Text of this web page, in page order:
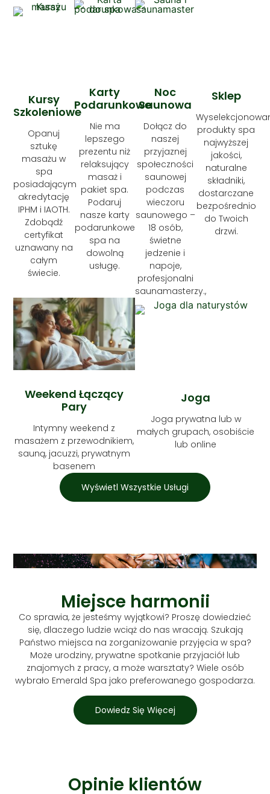
Kursy
Szkoleniowe
Opanuj
sztukę
masażu w
spa
posiadającym
akredytację
IPHM i IAOTH.
Zdobądź
certyfikat
uznawany na
całym
świecie.
Karty
Podarunkowe
Nie ma
lepszego
prezentu niż
relaksujący
masaż i
pakiet spa.
Podaruj
nasze karty
podarunkowe
spa na
dowolną
usługę.
Noc
Saunowa
Dołącz do
naszej
przyjaznej
społeczności
saunowej
podczas
wieczoru
saunowego –
18 osób,
świetne
jedzenie i
napoje,
profesjonalni
saunamasterzy.,
Sklep
produkty spa
najwyższej
jakości,
naturalne
składniki,
dostarczane
bezpośrednio
do Twoich
drzwi.
Weekend Łączący
Pary
Intymny weekend z
masażem z przewodnikiem,
sauną, jacuzzi, prywatnym
basenem
Joga
Joga prywatna lub w
małych grupach, osobiście
lub online
Wyświetl Wszystkie Usługi
Miejsce harmonii
Co sprawia, że jesteśmy wyjątkowi? Proszę dowiedzieć
się, dlaczego ludzie wciąż do nas wracają. Szukają
Państwo miejsca na zorganizowanie przyjęcia w spa?
Może urodziny, prywatne spotkanie przyjaciół lub
znajomych z pracy, a może warsztaty? Wiele osób
wybrało Emerald Spa jako preferowanego gospodarza.
Dowiedz Się Więcej
Opinie klientów